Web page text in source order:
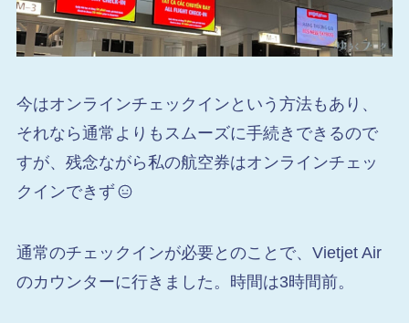
今はオンラインチェックインという方法もあり、
それなら通常よりもスムーズに手続きできるので
すが、残念ながら私の航空券はオンラインチェッ
クインできず
通常のチェックインが必要とのことで、Vietjet Air
のカウンターに行きました。時間は3時間前。